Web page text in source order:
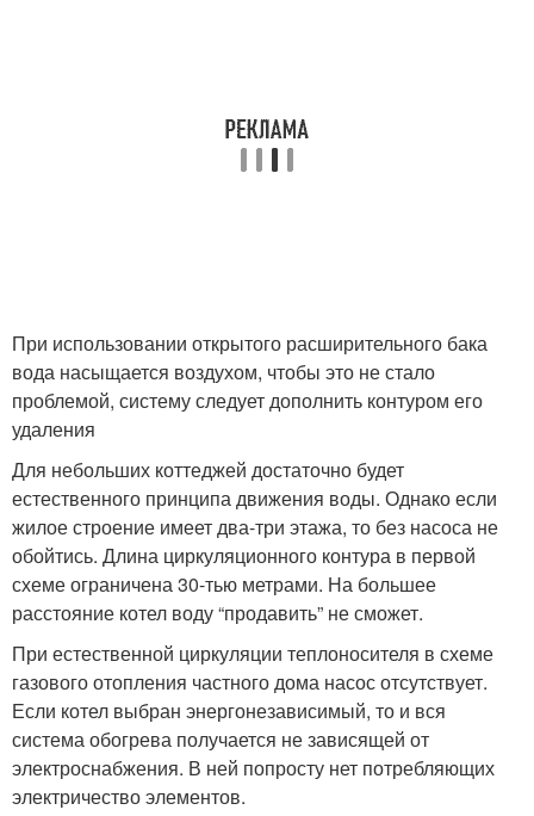
При использовании открытого расширительного бака
вода насыщается воздухом, чтобы это не стало
проблемой, систему следует дополнить контуром его
удаления
Для небольших коттеджей достаточно будет
естественного принципа движения воды. Однако если
жилое строение имеет два-три этажа, то без насоса не
обойтись. Длина циркуляционного контура в первой
схеме ограничена 30-тью метрами. На большее
расстояние котел воду “продавить” не сможет.
При естественной циркуляции теплоносителя в схеме
газового отопления частного дома насос отсутствует.
Если котел выбран энергонезависимый, то и вся
система обогрева получается не зависящей от
электроснабжения. В ней попросту нет потребляющих
электричество элементов.